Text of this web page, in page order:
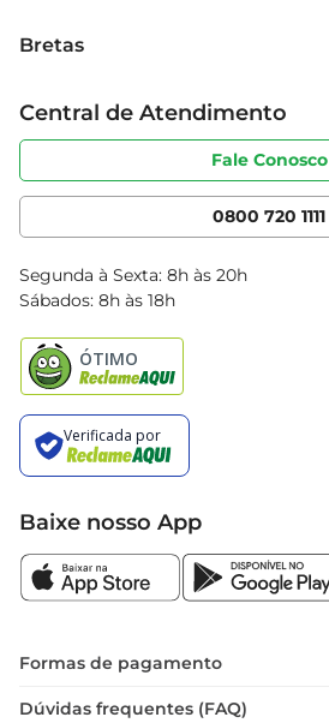
Grupo Cencosud
Sobre privacidade
Portal do fornecedor
Cencosud Media
Bretas
Produtos Bretas
Código de ética
Serviços
Clube Bretas
Blog Bretas
Black Friday
Central de Atendimento
Fale Conosco
0800 720 1111
Segunda à Sexta: 8h às 20h
Sábados: 8h às 18h
Baixe nosso App
Formas de pagamento
Dúvidas frequentes (FAQ)